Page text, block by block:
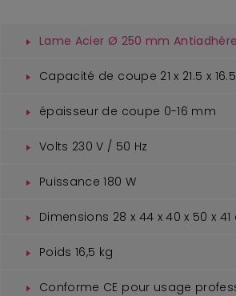
Lame Acier Ø 250 mm
Capacité de coupe 21 x 21.5 x
épaisseur de coupe 0-16 mm
Volts 230 V / 50 Hz
Puissance 180 W
Dimensions 28 x 44 x 40 x 50 x 41
Poids 16,5 kg
Conforme CE pour usage